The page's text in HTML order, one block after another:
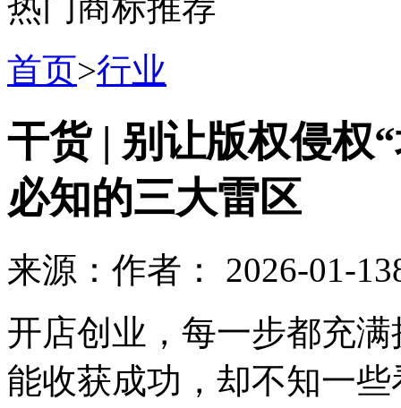
首页>行业
干货 | 别让版权侵权
必知的三大雷区
来源： 作者： 2026-01-13
开店创业，每一步都充
能收获成功，却不知一